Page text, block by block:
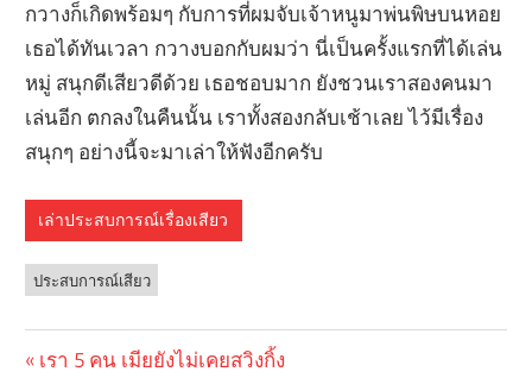
กวางก็เกิดพร้อมๆ กับการที่ผมจับเจ้าหนูมาพ่นพิษบนหอย
เธอได้ทันเวลา กวางบอกกับผมว่า นี่เป็นครั้งแรกที่ได้เล่น
หมู่ สนุกดีเสียวดีด้วย เธอชอบมาก ยังชวนเราสองคนมา
เล่นอีก ตกลงในคืนนั้น เราทั้งสองกลับเช้าเลย ไว้มีเรื่อง
สนุกๆ อย่างนี้จะมาเล่าให้ฟังอีกครับ
เล่าประสบการณ์เรื่องเสียว
ประสบการณ์เสียว
Previous
เรา 5 คน เมียยังไม่เคยสวิงกิ้ง